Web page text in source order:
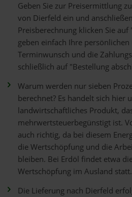
Geben Sie zur Preisermittlung
von Dierfeld ein und
Preisberechnung klicken Sie
geben einfach Ihre
Terminwunsch und die
schließlich auf "Bestellung
Warum werden nur sieben
berechnet? Es handelt sich hier
landwirtschaftliches Produkt,
mehrwertsteuerbegünstigt ist.
auch richtig, da bei diesem
die Wertschöpfung und die
bleiben. Bei Erdöl findet etwa
Wertschöpfung im Ausland statt.
Die Lieferung nach Dierfeld